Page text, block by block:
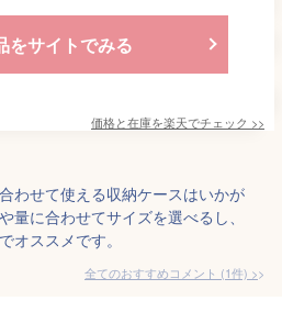
をサイトでみる
価格と在庫を楽天でチェック >>
わせて使える収納ケースはいかが
量に合わせてサイズを選べるし、
オススメです。
全てのおすすめコメント (1件) >